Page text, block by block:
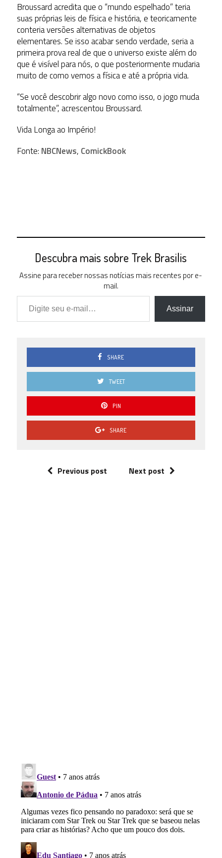
Broussard acredita que o “mundo espelhado” teria
suas próprias leis de física e história, e teoricamente
conteria versões alternativas de objetos
elementares. Se isso acabar sendo verdade, seria a
primeira prova real de que o universo existe além do
que é visível para nós, o que posteriormente mudaria
muito de como vemos a física e até a própria vida.
“Se você descobrir algo novo como isso, o jogo muda
totalmente”, acrescentou Broussard.
Vida Longa ao Império!
Fonte: NBCNews, ComickBook
Descubra mais sobre Trek Brasilis
Assine para receber nossas notícias mais recentes por e-
mail.
Digite seu e-mail…
Assinar
SHARE
TWEET
PIN
SHARE
Previous post Next post